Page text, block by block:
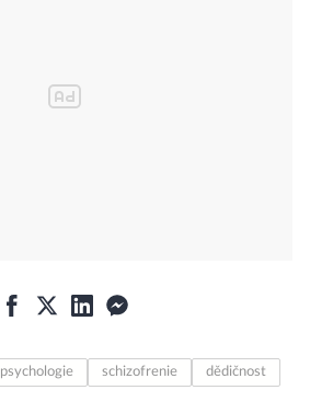
psychologie schizofrenie dědičnost